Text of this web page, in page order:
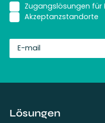
Zugangslösungen für
Akzeptanzstandorte
Lösungen